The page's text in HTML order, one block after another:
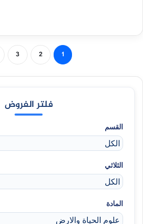
1
2
3
فلتر الفروض
القسم
الثلاثي
المادة